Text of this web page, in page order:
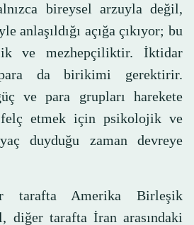
bireysel arzuyla değil,
anlaşıldığı açığa çıkıyor; bu
ve mezhepçiliktir. İktidar
da birikimi gerektirir.
ve para grupları harekete
etmek için psikolojik ve
duyduğu zaman devreye
tarafta Amerika Birleşik
diğer tarafta İran arasındaki